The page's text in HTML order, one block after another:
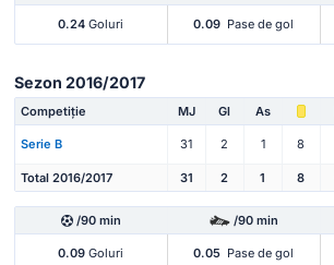
0.24 Goluri 0.09 Pase de gol
Sezon 2016/2017
Competiție MJ Gl As
Serie B 31 2 1 8
Total 2016/2017 31 2 1 8
/90 min /90 min
0.09 Goluri 0.05 Pase de gol